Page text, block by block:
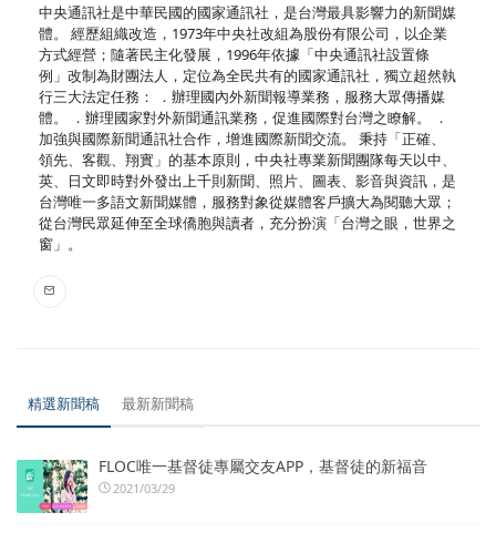
中央通訊社是中華民國的國家通訊社，是台灣最具影響力的新聞媒
體。 經歷組織改造，1973年中央社改組為股份有限公司，以企業
方式經營；隨著民主化發展，1996年依據「中央通訊社設置條
例」改制為財團法人，定位為全民共有的國家通訊社，獨立超然執
行三大法定任務： ．辦理國內外新聞報導業務，服務大眾傳播媒
體。 ．辦理國家對外新聞通訊業務，促進國際對台灣之瞭解。 ．
加強與國際新聞通訊社合作，增進國際新聞交流。 秉持「正確、
領先、客觀、翔實」的基本原則，中央社專業新聞團隊每天以中、
英、日文即時對外發出上千則新聞、照片、圖表、影音與資訊，是
台灣唯一多語文新聞媒體，服務對象從媒體客戶擴大為閱聽大眾；
從台灣民眾延伸至全球僑胞與讀者，充分扮演「台灣之眼，世界之
窗」。
精選新聞稿 最新新聞稿
FLOC唯一基督徒專屬交友APP，基督徒的新福音
2021/03/29